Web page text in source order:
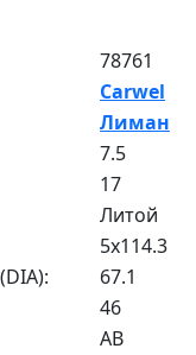
78761
Carwel
Лиман
7.5
17
Литой
5x114.3
67.1
46
AB